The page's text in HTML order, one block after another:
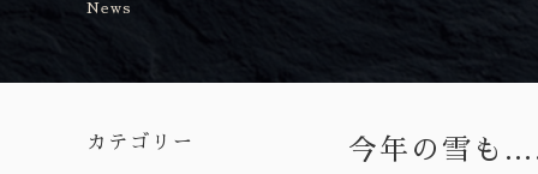
News
今年の雪も
カテゴリー